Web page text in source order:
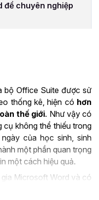
để chuyên nghiệp
bộ Office Suite được sử
thống kê, hiện có hơn
thế giới. Như vậy có
cụ không thể thiếu trong
của học sinh, sinh
một phần quan trọng
một cách hiệu quả.
Microsoft Word và có
khóa học